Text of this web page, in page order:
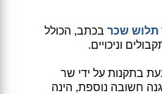
תלוש שכר בכתב, הכולל
וניכויים.
בתקנות על ידי שר
חשובה נוספת, הינה